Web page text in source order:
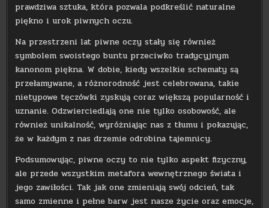
prawdziwa sztuka, która pozwala podkreślić naturalne
piękno i urok piwnych oczu.
Na przestrzeni lat piwne oczy stały się również
symbolem swoistego buntu przeciwko tradycyjnym
kanonom piękna. W dobie, kiedy wszelkie schematy są
przełamywane, a różnorodność jest celebrowana, takie
nietypowe tęczówki zyskują coraz większą popularność i
uznanie. Odzwierciedlają one nie tylko osobowość, ale
również unikalność, wyróżniając nas z tłumu i pokazując,
że w każdym z nas drzemie odrobina tajemnicy.
Podsumowując, piwne oczy to nie tylko aspekt fizyczny,
ale przede wszystkim metafora wewnętrznego świata i
jego zawiłości. Tak jak one zmieniają swój odcień, tak
samo zmienne i pełne barw jest nasze życie oraz emocje,